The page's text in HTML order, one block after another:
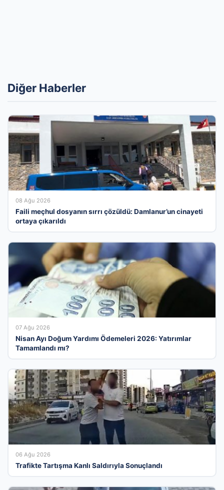
Diğer Haberler
08 Ağu 2026
Faili meçhul dosyanın sırrı çözüldü: Damlanur’un cinayeti
ortaya çıkarıldı
07 Ağu 2026
Nisan Ayı Doğum Yardımı Ödemeleri 2026: Yatırımlar
Tamamlandı mı?
06 Ağu 2026
Trafikte Tartışma Kanlı Saldırıyla Sonuçlandı